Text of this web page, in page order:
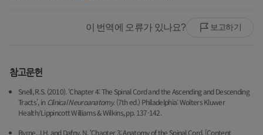
이 번역에 오류가 있나요? 보고하기
참고문헌
Snell, R.S. (2010). ‘Chapter 4: The Spinal Cord and the Ascending and Descending
Tracts’, inClinical Neuroanatomy. (7th ed.) Philadelphia: Wolters Kluwer
Health/Lippincott Williams & Wilkins, pp. 137-142.
Byrne, J.H. and Dafny, N. ‘Chapter 3: Anatomy of the Spinal Cord. [Content